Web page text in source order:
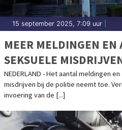
15 september 2025, 7:09 uur
MEER MELDINGEN EN
SEKSUELE
NEDERLAND - Het aantal meldingen
misdrijven bij de politie neemt toe.
invoering van de [...]